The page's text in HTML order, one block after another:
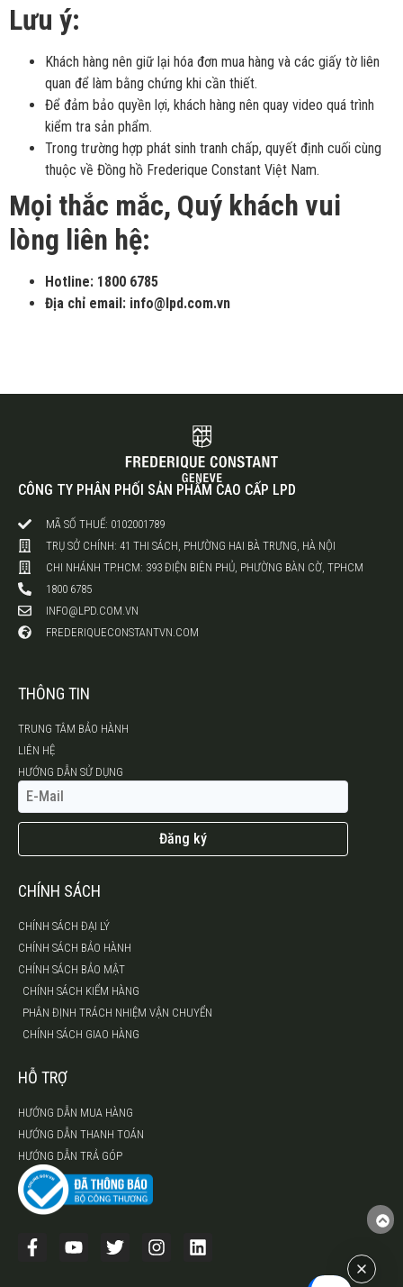
Lưu ý:
Khách hàng nên giữ lại hóa đơn mua hàng và các giấy tờ liên
quan để làm bằng chứng khi cần thiết.
Để đảm bảo quyền lợi, khách hàng nên quay video quá trình
kiểm tra sản phẩm.
Trong trường hợp phát sinh tranh chấp, quyết định cuối cùng
thuộc về Đồng hồ Frederique Constant Việt Nam.
Mọi thắc mắc, Quý khách vui
lòng liên hệ:
Hotline: 1800 6785
Địa chỉ email: info@lpd.com.vn
CÔNG TY PHÂN PHỐI SẢN PHẨM CAO CẤP LPD
MÃ SỐ THUẾ: 0102001789
TRỤ SỞ CHÍNH: 41 THI SÁCH, PHƯỜNG HAI BÀ TRƯNG, HÀ NỘI
CHI NHÁNH TP.HCM: 393 ĐIỆN BIÊN PHỦ, PHƯỜNG BÀN CỜ, TPHCM
1800 6785
INFO@LPD.COM.VN
FREDERIQUECONSTANTVN.COM
THÔNG TIN
TRUNG TÂM BẢO HÀNH
LIÊN HỆ
HƯỚNG DẪN SỬ DỤNG
Đăng ký
CHÍNH SÁCH
CHÍNH SÁCH ĐẠI LÝ
CHÍNH SÁCH BẢO HÀNH
CHÍNH SÁCH BẢO MẬT
CHÍNH SÁCH KIỂM HÀNG
PHÂN ĐỊNH TRÁCH NHIỆM VẬN CHUYỂN
CHÍNH SÁCH GIAO HÀNG
HỖ TRỢ
HƯỚNG DẪN MUA HÀNG
HƯỚNG DẪN THANH TOÁN
HƯỚNG DẪN TRẢ GÓP